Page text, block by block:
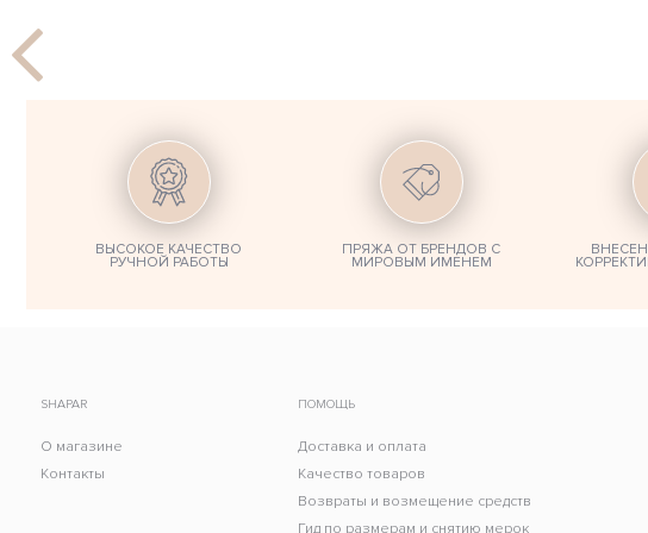
ВЫСОКОЕ КАЧЕСТВО
РУЧНОЙ РАБОТЫ
ПРЯЖА ОТ БРЕНДОВ С
МИРОВЫМ ИМЕНЕМ
SHAPAR
О магазине
Контакты
ПОМОЩЬ
Доставка и оплата
Качество товаров
Возвраты и возмещение средств
Гид по размерам и снятию мерок